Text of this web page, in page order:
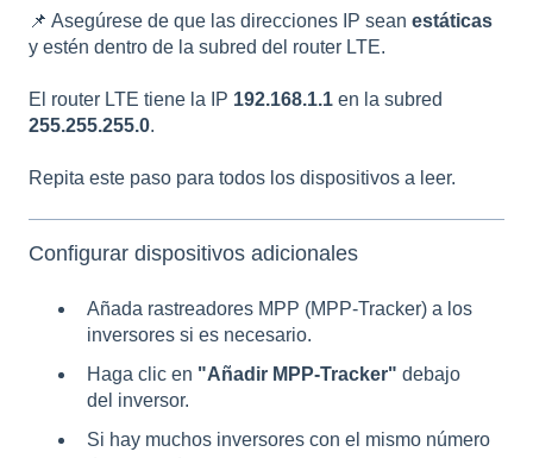
📌 Asegúrese de que las direcciones IP sean estáticas
y estén dentro de la subred del router LTE.
El router LTE tiene la IP 192.168.1.1 en la subred
255.255.255.0.
Repita este paso para todos los dispositivos a leer.
Configurar dispositivos adicionales
Añada rastreadores MPP (MPP-Tracker) a los
inversores si es necesario.
Haga clic en "Añadir MPP-Tracker" debajo
del inversor.
Si hay muchos inversores con el mismo número